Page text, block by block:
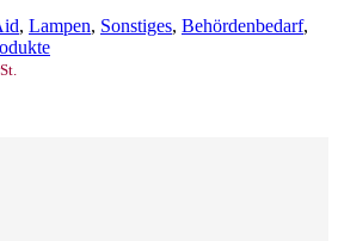
, Lampen, Sonstiges, Behördenbedarf,